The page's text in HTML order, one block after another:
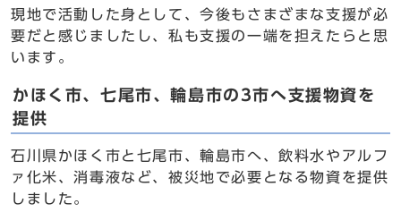
現地で活動した身として、今後もさまざまな支援が必
要だと感じましたし、私も支援の一端を担えたらと思
います。
かほく市、七尾市、輪島市の3市へ支援物資を
提供
石川県かほく市と七尾市、輪島市へ、飲料水やアルフ
ァ化米、消毒液など、被災地で必要となる物資を提供
しました。